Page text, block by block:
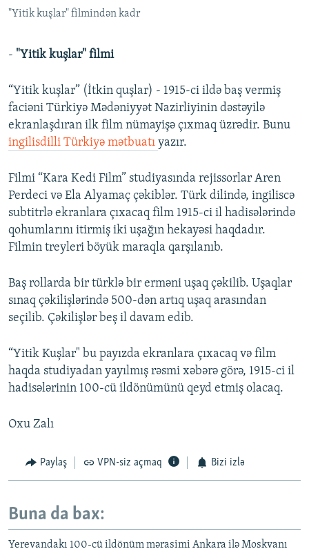
AZADLIQRADIOSU MOBIL TELEFONUNUZDA
RFE/RL-in bütün saytları
"Yitik kuşlar" filmindən kadr
- "Yitik kuşlar" filmi
“Yitik kuşlar” (İtkin quşlar) - 1915-ci ildə baş vermiş
faciəni Türkiyə Mədəniyyət Nazirliyinin dəstəyilə
ekranlaşdıran ilk film nümayişə çıxmaq üzrədir. Bunu
ingilisdilli Türkiyə mətbuatı yazır.
Filmi “Kara Kedi Film” studiyasında rejissorlar Aren
Perdeci və Ela Alyamaç çəkiblər. Türk dilində, ingiliscə
subtitrlə ekranlara çıxacaq film 1915-ci il hadisələrində
qohumlarını itirmiş iki uşağın hekayəsi haqdadır.
Filmin treyleri böyük maraqla qarşılanıb.
Baş rollarda bir türklə bir erməni uşaq çəkilib. Uşaqlar
sınaq çəkilişlərində 500-dən artıq uşaq arasından
seçilib. Çəkilişlər beş il davam edib.
“Yitik Kuşlar" bu payızda ekranlara çıxacaq və film
haqda studiyadan yayılmış rəsmi xəbərə görə, 1915-ci il
hadisələrinin 100-cü ildönümünü qeyd etmiş olacaq.
Oxu Zalı
Paylaş VPN-siz açmaq Bizi izlə
Buna da bax:
Yerevandakı 100-cü ildönüm mərasimi Ankara ilə Moskvanı